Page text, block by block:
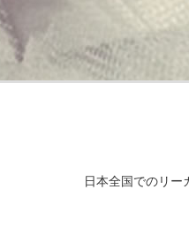
日本全国でのリ